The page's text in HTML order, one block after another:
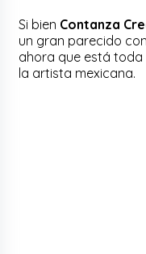
Si bien Contanza
un gran parecido
ahora que está toda
la artista mexicana.